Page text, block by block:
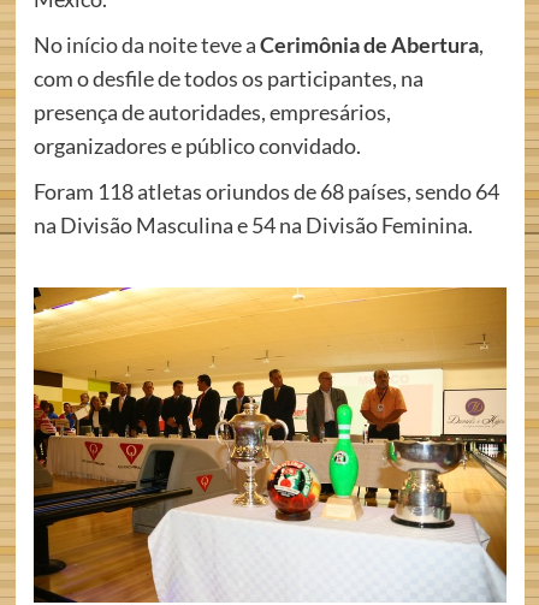
No início da noite teve aCerimônia de Abertura,
com o desfile de todos os participantes, na
presença de autoridades, empresários,
organizadores e público convidado.
Foram 118 atletas oriundos de 68 países, sendo 64
na Divisão Masculina e 54 na Divisão Feminina.